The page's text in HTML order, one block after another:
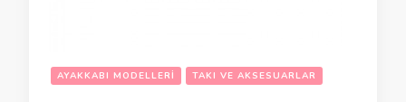
AYAKKABI MODELLERI TAKI VE AKSESUARLAR